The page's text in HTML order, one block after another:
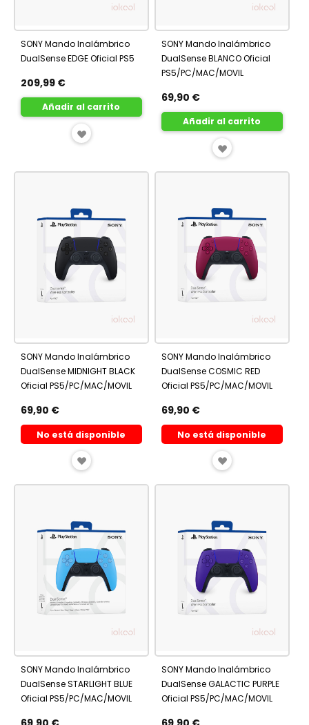
SONY Mando Inalámbrico
DualSense EDGE Oficial PS5
209,99 €
Añadir al carrito
FAVORITOS
SONY Mando Inalámbrico
DualSense BLANCO Oficial
PS5/PC/MAC/MOVIL
69,90 €
Añadir al carrito
AÑADIR
SONY Mando Inalámbrico
DualSense MIDNIGHT BLACK
Oficial PS5/PC/MAC/MOVIL
69,90 €
No está disponible
AÑADIR
SONY Mando Inalámbrico
DualSense COSMIC RED
Oficial PS5/PC/MAC/MOVIL
69,90 €
No está disponible
AÑADIR
SONY Mando Inalámbrico
DualSense STARLIGHT BLUE
Oficial PS5/PC/MAC/MOVIL
SONY Mando Inalámbrico
DualSense GALACTIC PURPLE
Oficial PS5/PC/MAC/MOVIL